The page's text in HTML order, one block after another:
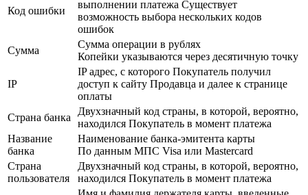
Код ошибки
выполнении платежа Существует
возможность выбора нескольких кодов
ошибок
Сумма
Сумма операции в рублях
Копейки указываются через десятичную точку
IP
IP адрес, с которого Покупатель получил
доступ к сайту Продавца и далее к странице
оплаты
Страна банка
Двухзначный код страны, в которой, вероятно,
находился Покупатель в момент платежа
Название
банка
Наименование банка-эмитента карты
По данным МПС Visa или Mastercard
Страна
пользователя
Двухзначный код страны, в которой, вероятно,
находился Покупатель в момент платежа